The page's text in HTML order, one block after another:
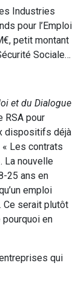
Industries
pour l’Emploi
petit montant
Sociale…
et du Dialogue
RSA pour
dispositifs déjà
« Les contrats
La nouvelle
25 ans en
emploi
Ce serait plutôt
pourquoi en
qui